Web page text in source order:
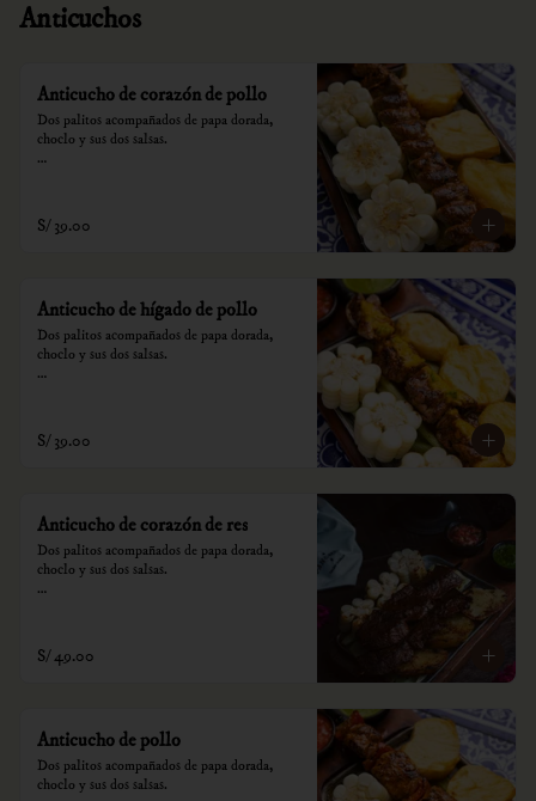
Anticuchos
Anticucho de corazón de pollo
Dos palitos acompañados de papa dorada,
choclo y sus dos salsas.
consumo.
S/ 39.00
Anticucho de hígado de pollo
Dos palitos acompañados de papa dorada,
choclo y sus dos salsas.
consumo.
S/ 39.00
Anticucho de corazón de res
Dos palitos acompañados de papa dorada,
choclo y sus dos salsas.
consumo.
S/ 49.00
Anticucho de pollo
Dos palitos acompañados de papa dorada,
choclo y sus dos salsas.